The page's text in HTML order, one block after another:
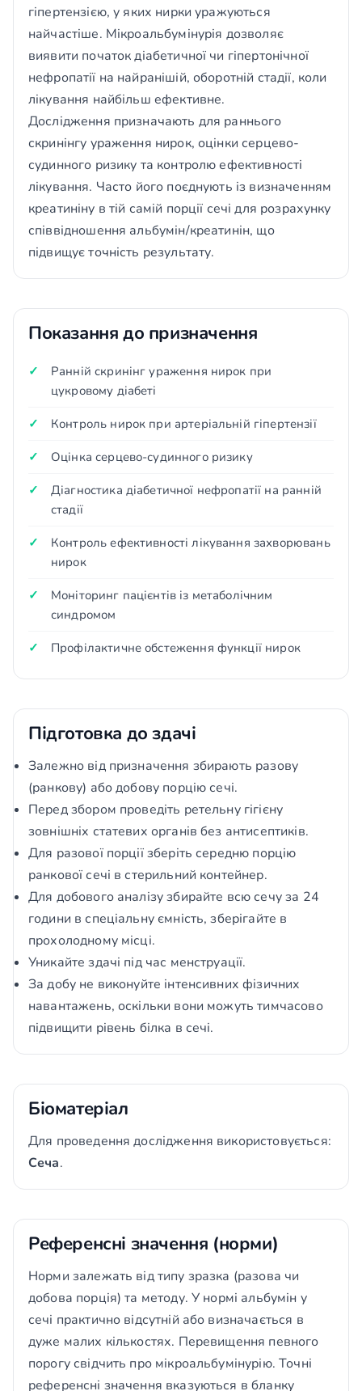
гіпертензією, у яких нирки уражуються
найчастіше. Мікроальбумінурія дозволяє
виявити початок діабетичної чи гіпертонічної
нефропатії на найранішій, оборотній стадії, коли
лікування найбільш ефективне.
Дослідження призначають для раннього
скринінгу ураження нирок, оцінки серцево-
судинного ризику та контролю ефективності
лікування. Часто його поєднують із визначенням
креатиніну в тій самій порції сечі для розрахунку
співвідношення альбумін/креатинін, що
підвищує точність результату.
Показання до призначення
Ранній скринінг ураження нирок при
цукровому діабеті
Контроль нирок при артеріальній гіпертензії
Оцінка серцево-судинного ризику
Діагностика діабетичної нефропатії на ранній
стадії
Контроль ефективності лікування захворювань
нирок
Моніторинг пацієнтів із метаболічним
синдромом
Профілактичне обстеження функції нирок
Підготовка до здачі
Залежно від призначення збирають разову
(ранкову) або добову порцію сечі.
Перед збором проведіть ретельну гігієну
зовнішніх статевих органів без антисептиків.
Для разової порції зберіть середню порцію
ранкової сечі в стерильний контейнер.
Для добового аналізу збирайте всю сечу за 24
години в спеціальну ємність, зберігайте в
прохолодному місці.
Уникайте здачі під час менструації.
За добу не виконуйте інтенсивних фізичних
навантажень, оскільки вони можуть тимчасово
підвищити рівень білка в сечі.
Біоматеріал
Для проведення дослідження використовується:
Сеча.
Референсні значення (норми)
Норми залежать від типу зразка (разова чи
добова порція) та методу. У нормі альбумін у
сечі практично відсутній або визначається в
дуже малих кількостях. Перевищення певного
порогу свідчить про мікроальбумінурію. Точні
референсні значення вказуються в бланку